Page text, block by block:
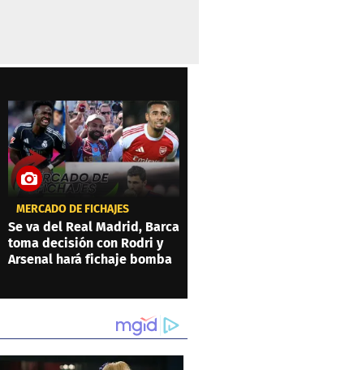
MERCADO DE FICHAJES
Se va del Real Madrid, Barca
toma decisión con Rodri y
Arsenal hará fichaje bomba